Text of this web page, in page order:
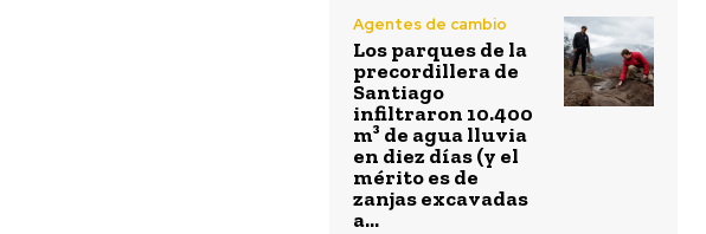
Agentes de cambio
Los parques de la
precordillera de
Santiago
infiltraron 10.400
m³ de agua lluvia
en diez días (y el
mérito es de
zanjas excavadas
a...